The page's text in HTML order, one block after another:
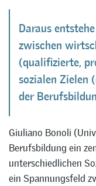
Daraus
zwischen
(qualifizierte,
sozialen Zielen
der
Giuliano Bonoli
Berufsbildung ein
unterschiedlichen
ein Spannungsfeld